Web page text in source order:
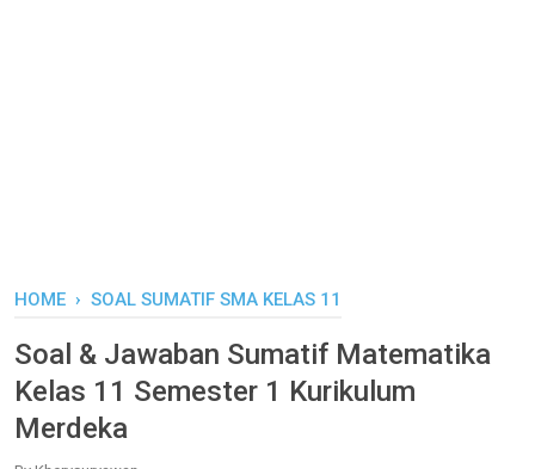
HOME › SOAL SUMATIF SMA KELAS 11
Soal & Jawaban Sumatif Matematika
Kelas 11 Semester 1 Kurikulum
Merdeka